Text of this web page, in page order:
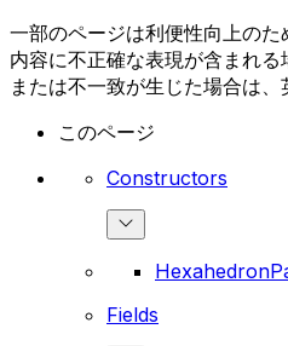
一部のページは利便性向上のた
内容に不正確な表現が含まれ
または不一致が生じた場合は、
このページ
Constructors
Fields